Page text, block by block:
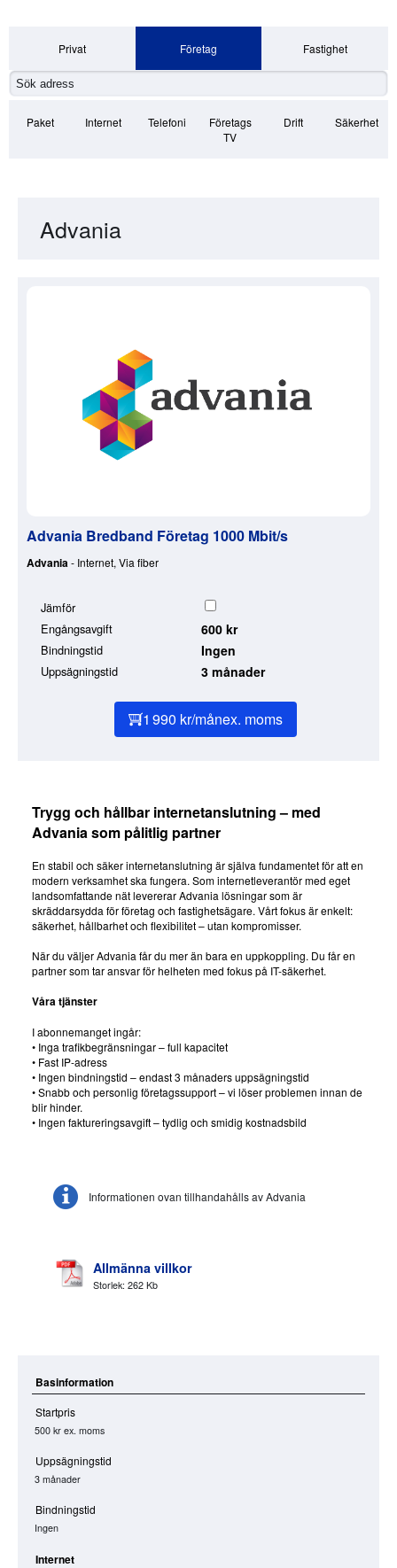
Privat Företag Fastighet
Paket Internet Telefoni
Företags
TV
Drift Säkerhet
Advania
Advania Bredband Företag 1000 Mbit/s
Advania- Internet, Via fiber
Jämför
Engångsavgift
600 kr
Bindningstid Ingen
Uppsägningstid 3 månader
1 990 kr/månex. moms
Trygg och hållbar internetanslutning – med
Advania som pålitlig partner
En stabil och säker internetanslutning är själva fundamentet för att en
modern verksamhet ska fungera. Som internetleverantör med eget
landsomfattande nät levererar Advania lösningar som är
skräddarsydda för företag och fastighetsägare. Vårt fokus är enkelt:
säkerhet, hållbarhet och flexibilitet – utan kompromisser.
När du väljer Advania får du mer än bara en uppkoppling. Du får en
partner som tar ansvar för helheten med fokus på IT-säkerhet.
Våra tjänster
I abonnemanget ingår:
• Inga trafikbegränsningar – full kapacitet
• Fast IP-adress
• Ingen bindningstid – endast 3 månaders uppsägningstid
• Snabb och personlig företagssupport – vi löser problemen innan de
blir hinder.
• Ingen faktureringsavgift – tydlig och smidig kostnadsbild
Informationen ovan tillhandahålls av Advania
Allmänna villkor
Storlek: 262 Kb
Basinformation
Startpris
500 krex. moms
Uppsägningstid
3 månader
Bindningstid
Ingen
Internet